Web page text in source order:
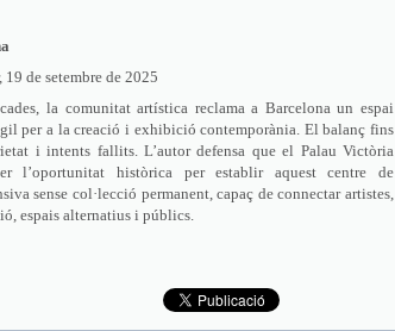
de setembre de 2025
la comunitat artística reclama a Barcelona un espai
per a la creació i exhibició contemporània. El balanç fins
i intents fallits. L’autor defensa que el Palau Victòria
l’oportunitat històrica per establir aquest centre de
sense col·lecció permanent, capaç de connectar artistes,
espais alternatius i públics.